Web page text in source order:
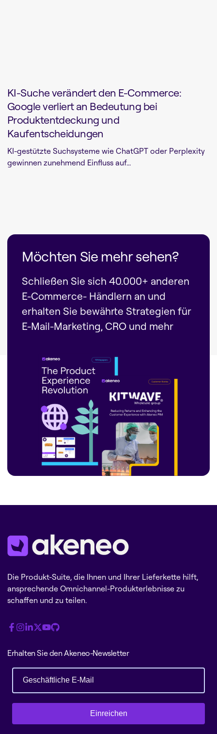
KI-Suche verändert den E-Commerce:
Google verliert an Bedeutung bei
Produktentdeckung und
Kaufentscheidungen
KI-gestützte Suchsysteme wie ChatGPT oder Perplexity
gewinnen zunehmend Einfluss auf...
Möchten Sie mehr sehen?
Schließen Sie sich 40.000+ anderen
E-Commerce- Händlern an und
erhalten Sie bewährte Strategien für
E-Mail-Marketing, CRO und mehr
Die Produkt-Suite, die Ihnen und Ihrer Lieferkette hilft,
ansprechende Omnichannel-Produkterlebnisse zu
schaffen und zu teilen.
Erhalten Sie den Akeneo-Newsletter
Einreichen